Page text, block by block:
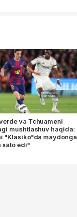
va Tchuameni
mushtlashuv haqida:
"Klasiko"da maydonga
xato edi"